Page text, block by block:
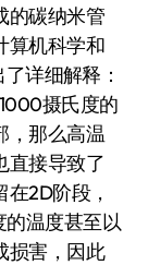
的碳纳米管
算机科学和
详细解释：
摄氏度的
，那么高温
直接导致了
2D阶段，
温度甚至以
损害，因此